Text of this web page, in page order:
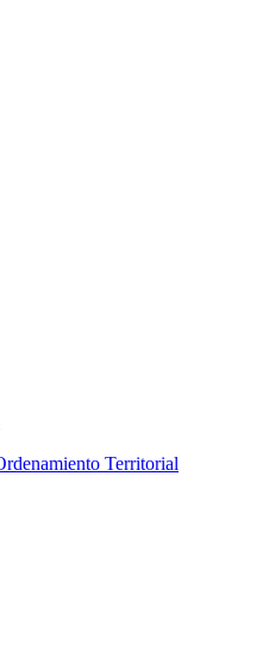
Territorial